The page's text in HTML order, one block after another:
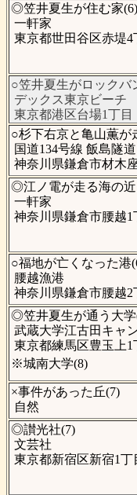
◎笠井夏生が住む家(6)
一軒家
東京都世田谷区赤堤4
○笠井夏生がロックバ
デックス東京ビーチ
東京都港区台場1丁目
○杉下右京と亀山薫が
国道134号線 飯島隧道
神奈川県鎌倉市材木
◎江ノ電が走る海の
一軒家
神奈川県鎌倉市腰越1
○福地が亡くなった港
腰越漁港
神奈川県鎌倉市腰越2
◎笠井夏生が通う大学
武蔵大学江古田キャ
東京都練馬区豊玉上1
※城南大学(8)
×事件があった丘(7)
自然
◎讃光社(7)
文芸社
東京都新宿区新宿1丁